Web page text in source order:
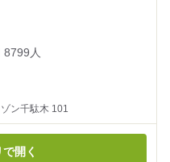
8799 人
ン千駄木 101
開く